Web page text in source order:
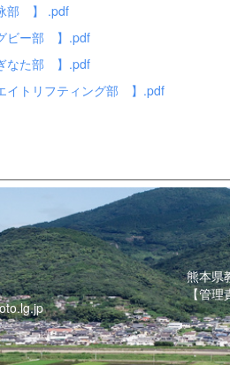
部 】 .pdf
ビー部 】.pdf
なた部 】.pdf
トリフティング部 】.pdf
熊本県
【管